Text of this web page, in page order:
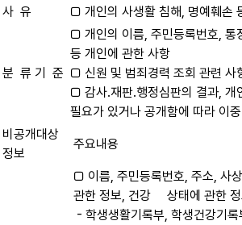
사 유
□ 개인의 사생활 침해, 명예훼손
분 류 기 준
□ 개인의 이름, 주민등록번호, 통
등 개인에 관한 사항
□ 신원 및 범죄경력 조회 관련 사
□ 감사․재판․행정심판의 결과, 개
필요가 있거나 공개함에 따라
비공개대상
정보
주요내용
□ 이름, 주민등록번호, 주소, 사상
관한 정보, 건강 상태에 관한 정
- 학생생활기록부, 학생건강기록